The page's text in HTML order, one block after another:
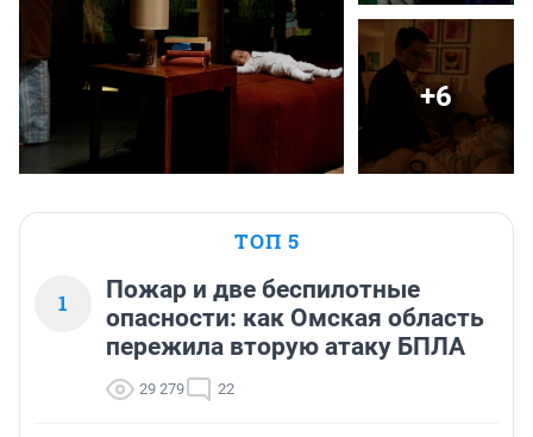
+6
ТОП 5
1
Пожар и две беспилотные
опасности: как Омская область
пережила вторую атаку БПЛА
29 279 22